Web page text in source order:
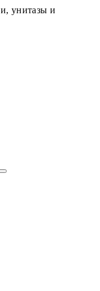
унитазы и